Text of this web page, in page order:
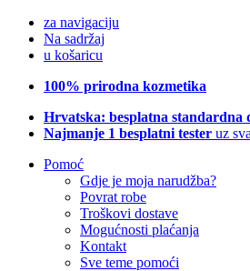
za navigaciju
Na sadržaj
u košaricu
100% prirodna kozmetika
Hrvatska: besplatna standardna
Najmanje 1 besplatni tester uz
Pomoć
Gdje je moja narudžba?
Povrat robe
Troškovi dostave
Mogućnosti plaćanja
Kontakt
Sve teme pomoći